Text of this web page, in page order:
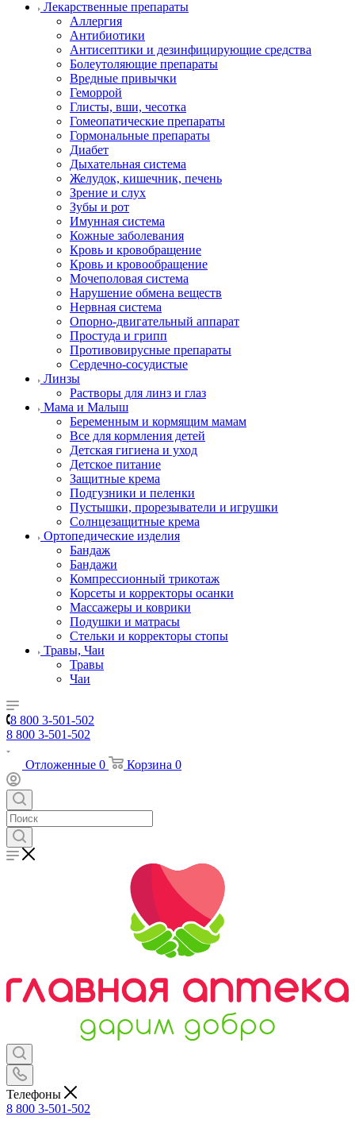
Лекарственные препараты
Аллергия
Антибиотики
Антисептики и дезинфицирующие средства
Болеутоляющие препараты
Вредные привычки
Геморрой
Глисты, вши, чесотка
Гомеопатические препараты
Гормональные препараты
Диабет
Дыхательная система
Желудок, кишечник, печень
Зрение и слух
Зубы и рот
Имунная система
Кожные заболевания
Кровь и кровобращение
Кровь и кровообращение
Мочеполовая система
Нарушение обмена веществ
Нервная система
Опорно-двигательный аппарат
Простуда и грипп
Противовирусные препараты
Сердечно-сосудистые
Линзы
Растворы для линз и глаз
Мама и Малыш
Беременным и кормящим мамам
Все для кормления детей
Детская гигиена и уход
Детское питание
Защитные крема
Подгузники и пеленки
Пустышки, прорезыватели и игрушки
Солнцезащитные крема
Ортопедические изделия
Бандаж
Бандажи
Компрессионный трикотаж
Корсеты и корректоры осанки
Массажеры и коврики
Подушки и матрасы
Стельки и корректоры стопы
Травы, Чаи
Травы
Чаи
8 800 3-501-502
8 800 3-501-502
Отложенные 0 Корзина 0
Телефоны
8 800 3-501-502